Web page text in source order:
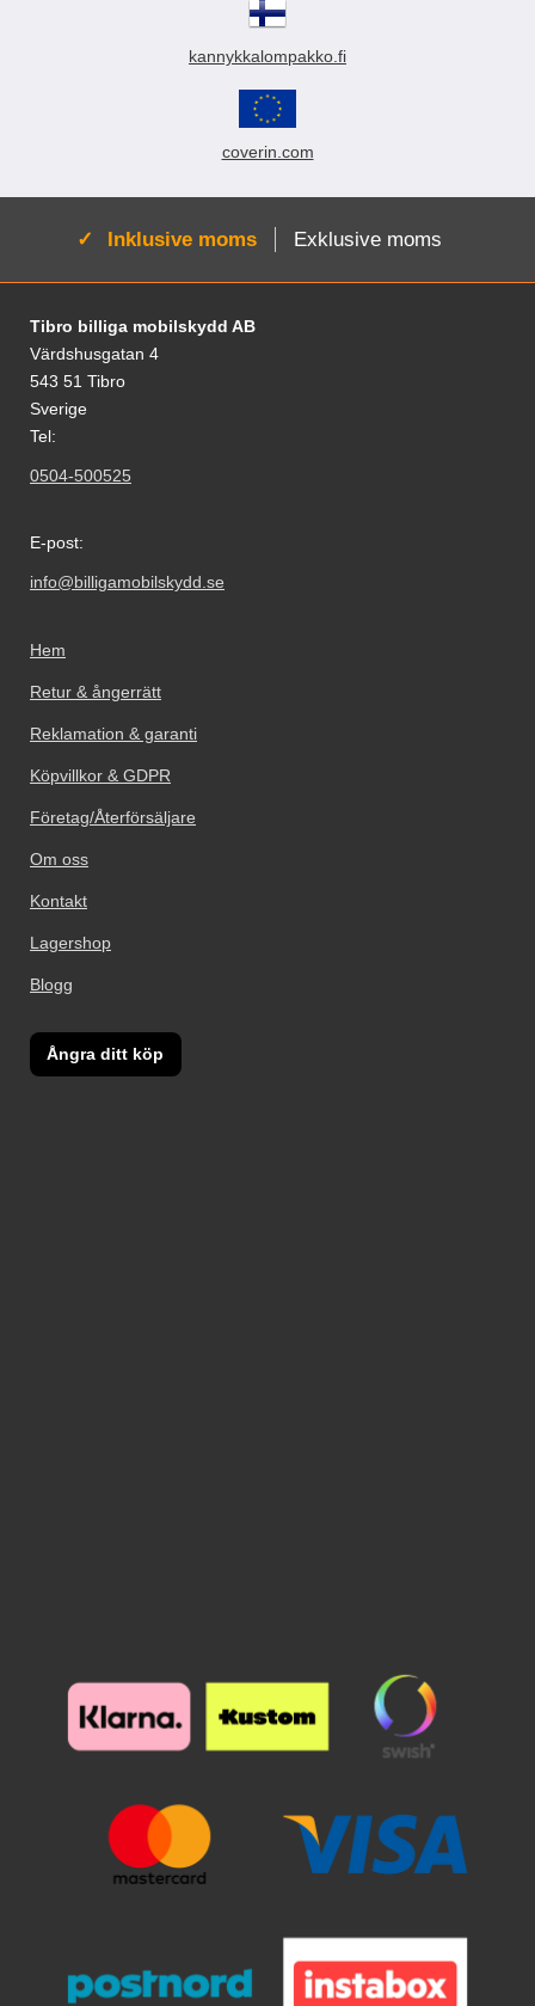
kannykkalompakko.fi
coverin.com
Aktiv:
Inklusive moms Exklusive moms
Sidfot Blandad info och länkar
Tibro billiga mobilskydd AB
Värdshusgatan 4
543 51 Tibro
Sverige
Tel:
0504-500525
E-post:
info@billigamobilskydd.se
Hem
Retur & ångerrätt
Reklamation & garanti
Köpvillkor & GDPR
Företag/Återförsäljare
Om oss
Kontakt
Lagershop
Blogg
Ångra ditt köp